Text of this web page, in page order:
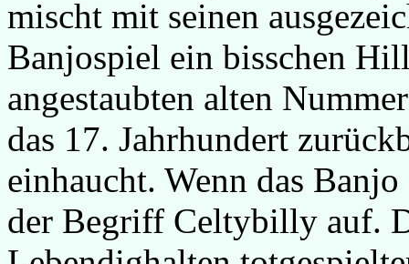
mischt mit seinen
Banjospiel ein bisschen
angestaubten alten
das 17. Jahrhundert
einhaucht. Wenn das
der Begriff Celtybilly auf.